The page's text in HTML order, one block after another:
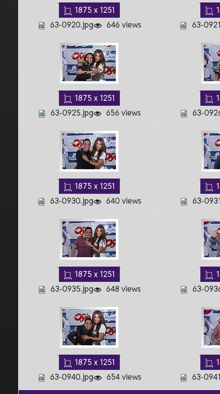
1875 x 1251
63-0920.jpg
646 views
63-
1875 x 1251
63-0925.jpg
656 views
63-
1875 x 1251
63-0930.jpg
640 views
63-
1875 x 1251
63-0935.jpg
648 views
63-
1875 x 1251
63-0940.jpg
654 views
63-